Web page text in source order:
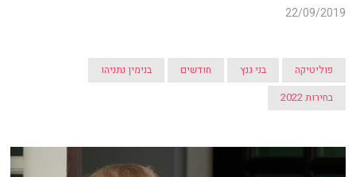
22/09/2019
פוליטיקה בני גנץ חודשים
בנימין נתניהו
בחירות 2022